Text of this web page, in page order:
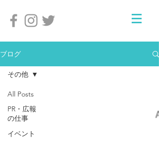
ブログ
All Posts
PR・広報
の仕事
イベント
その他